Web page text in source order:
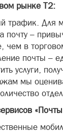
рынке Т2:
трафик. Для
почту –
чем в
почты –
услуги,
мы